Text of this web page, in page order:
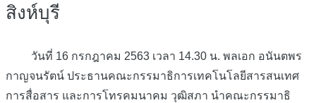
สิงห์บุรี
วันที่ 16 กรกฎาคม 2563 เวลา 14.30 น. พลเอก อนันตพร
กาญจนรัตน์ ประธานคณะกรรมาธิการเทคโนโลยีสารสนเทศ
การสื่อสาร และการโทรคมนาคม วุฒิสภา นำคณะกรรมาธิ